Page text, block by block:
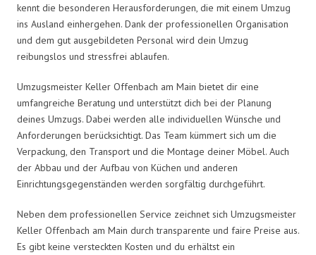
kennt die besonderen Herausforderungen, die mit einem Umzug
ins Ausland einhergehen. Dank der professionellen Organisation
und dem gut ausgebildeten Personal wird dein Umzug
reibungslos und stressfrei ablaufen.
Umzugsmeister Keller Offenbach am Main bietet dir eine
umfangreiche Beratung und unterstützt dich bei der Planung
deines Umzugs. Dabei werden alle individuellen Wünsche und
Anforderungen berücksichtigt. Das Team kümmert sich um die
Verpackung, den Transport und die Montage deiner Möbel. Auch
der Abbau und der Aufbau von Küchen und anderen
Einrichtungsgegenständen werden sorgfältig durchgeführt.
Neben dem professionellen Service zeichnet sich Umzugsmeister
Keller Offenbach am Main durch transparente und faire Preise aus.
Es gibt keine versteckten Kosten und du erhältst ein